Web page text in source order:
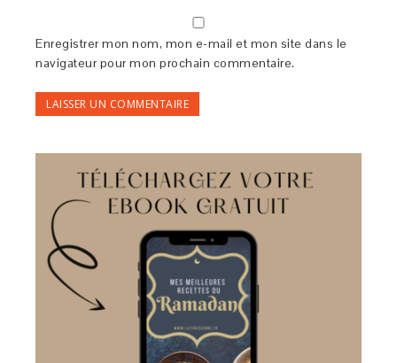
Enregistrer mon nom, mon e-mail et mon site dans le
navigateur pour mon prochain commentaire.